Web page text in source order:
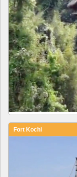
Fort Kochi